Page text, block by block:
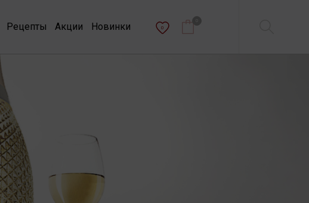
Рецепты Акции Новинки 0